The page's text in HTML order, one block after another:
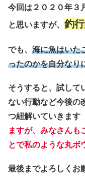
今回は２０２０年３
と思いますが、 釣
でも、 海に魚はいた
ったのかを自分なり
そうすると、試して
ない行動など今後の
つ紐解いていきます
ますが、みなさんも
とで私のような丸ボ
最後までよろしくお